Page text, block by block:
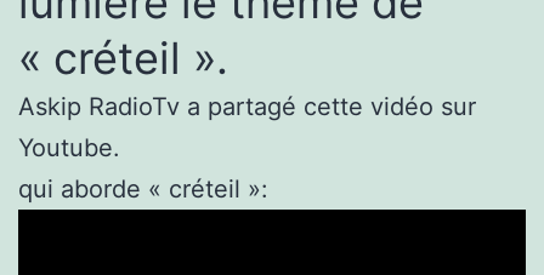
« créteil ».
Askip RadioTv a partagé cette vidéo sur
Youtube.
qui aborde « créteil »: